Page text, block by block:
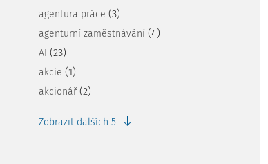
agentura práce (3)
agenturní zaměstnávání (4)
AI (23)
akcie (1)
akcionář (2)
Zobrazit dalších 5